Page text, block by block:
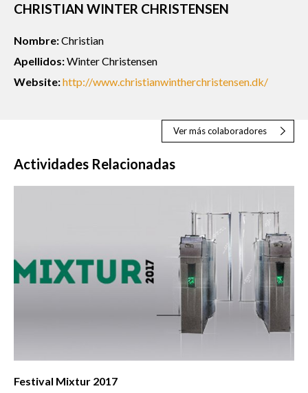
CHRISTIAN WINTER CHRISTENSEN
Nombre:Christian
Apellidos:Winter Christensen
Website:http://www.christianwintherchristensen.dk/
Ver más colaboradores
Actividades Relacionadas
Festival Mixtur 2017